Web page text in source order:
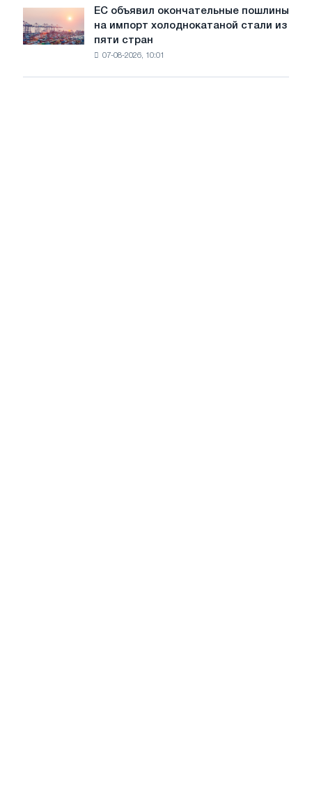
трамвайных
путей
Ярославля
объявил
окончательные
ЕС объявил окончательные пошлины
на импорт холоднокатаной стали из
пяти стран
07-08-2026, 10:01